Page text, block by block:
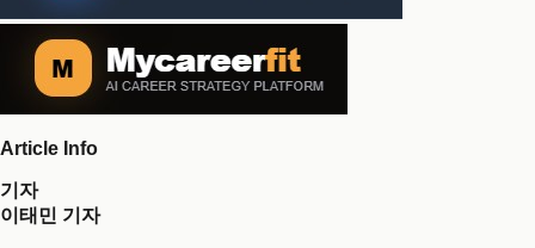
Article Info
기자
이태민 기자